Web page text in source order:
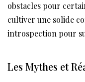
obstacles pour
cultiver une solide
introspection pour
Les Mythes et